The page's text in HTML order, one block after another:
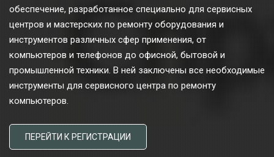
обеспечение, разработанное специально для сервисных
центров и мастерских по ремонту оборудования и
инструментов различных сфер применения, от
компьютеров и телефонов до офисной, бытовой и
промышленной техники. В ней заключены все необходимые
инструменты для сервисного центра по ремонту
компьютеров.
ПЕРЕЙТИ К РЕГИСТРАЦИИ